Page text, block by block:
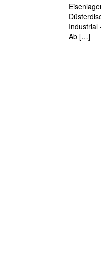
Industrial
Ab […]